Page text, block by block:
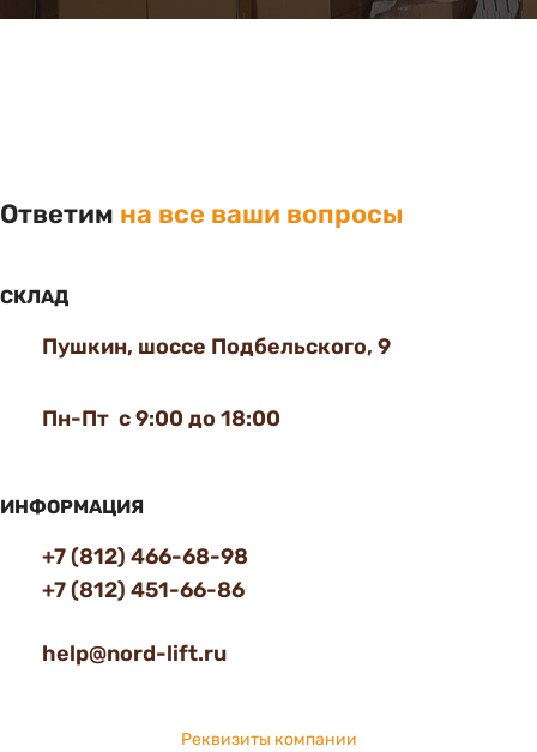
Ответим на все ваши вопросы
СКЛАД
Пушкин, шоссе Подбельского, 9
Пн-Пт с 9:00 до 18:00
ИНФОРМАЦИЯ
+7 (812) 466-68-98
+7 (812) 451-66-86
help@nord-lift.ru
Реквизиты компании